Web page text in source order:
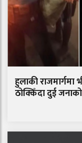
हुलाकी
ठोक्किँदा दुई